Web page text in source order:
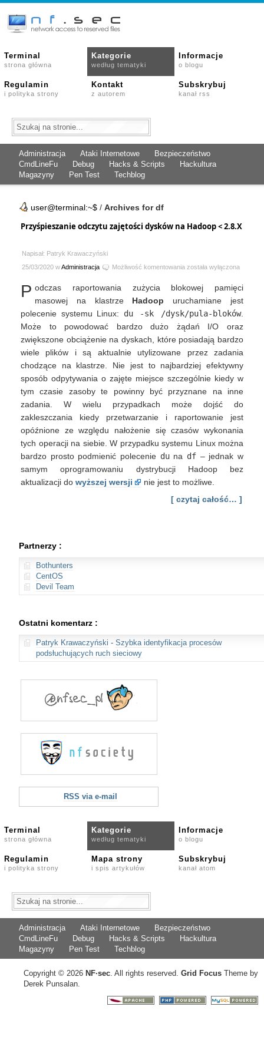
Terminal
strona główna
Kategorie
według tematyki
Informacje
o blogu
Regulamin
i polityka strony
Kontakt
z autorem
Subskrybuj
kanał rss
Administracja Ataki Internetowe
Bezpieczeństwo
CmdLineFu
Debug Hacks & Scripts
Hackultura
Magazyny
Pen Test Techblog
user@terminal:~$ / Archives for df
Przyśpieszanie odczytu zajętości dysków na Hadoop < 2.8.X
Napisał: Patryk Krawaczyński
25/03/2020 wAdministracja Możliwość komentowania Przyśpieszanie
zajętości
dysków
Hadoop
<
2.8.X
została wyłączona
P odczas raportowania zużycia blokowej pamięci
masowej na klastrze Hadoop uruchamiane jest
polecenie systemu Linux: du -sk /dysk/pula-bloków.
Może to powodować bardzo dużo żądań I/O oraz
zwiększone obciążenie na dyskach, które posiadają bardzo
wiele plików i są aktualnie utylizowane przez zadania
chodzące na klastrze. Nie jest to najbardziej efektywny
sposób odpytywania o zajęte miejsce szczególnie kiedy w
tym czasie zasoby te powinny być przyznane na inne
zadania. W wielu przypadkach może dojść do
zakleszczania kiedy przetwarzanie i raportowanie jest
opóźnione ze względu nałożenie się czasów wykonania
tych operacji na siebie. W przypadku systemu Linux można
bardzo prosto podmienić polecenie duna df – jednak w
samym oprogramowaniu dystrybucji Hadoop bez
aktualizacji do wyższej wersji
nie jest to możliwe.
[ czytaj całość… ]
Partnerzy :
Bothunters
CentOS
Devil Team
Ostatni komentarz :
Patryk Krawaczyński - Szybka identyfikacja procesów
podsłuchujących ruch sieciowy
RSS via e-mail
Terminal
strona główna
Kategorie
według tematyki
Informacje
o blogu
Regulamin
i polityka strony
Mapa strony
i spis artykułów
Subskrybuj
kanał atom
Administracja Ataki Internetowe
Bezpieczeństwo
CmdLineFu
Debug Hacks & Scripts
Hackultura
Magazyny
Pen Test Techblog
Copyright © 2026 NF·sec. All rights reserved. Grid Focus Theme by
Derek Punsalan.